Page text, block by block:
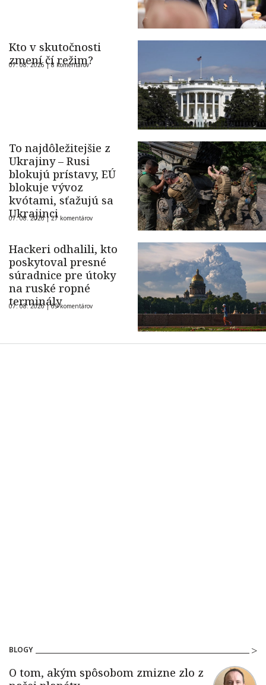
Kto v skutočnosti
zmení čí režim?
07. 08. 2026 |8 komentárov
To najdôležitejšie z
Ukrajiny – Rusi
blokujú prístavy, EÚ
blokuje vývoz
kvótami, sťažujú sa
Ukrajinci
07. 08. 2026 |27 komentárov
Hackeri odhalili, kto
poskytoval presné
súradnice pre útoky
na ruské ropné
terminály
07. 08. 2026 |69 komentárov
BLOGY